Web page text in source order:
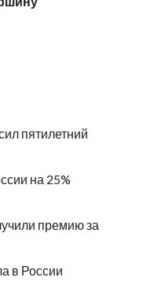
пятилетний
на 25%
премию за
в России